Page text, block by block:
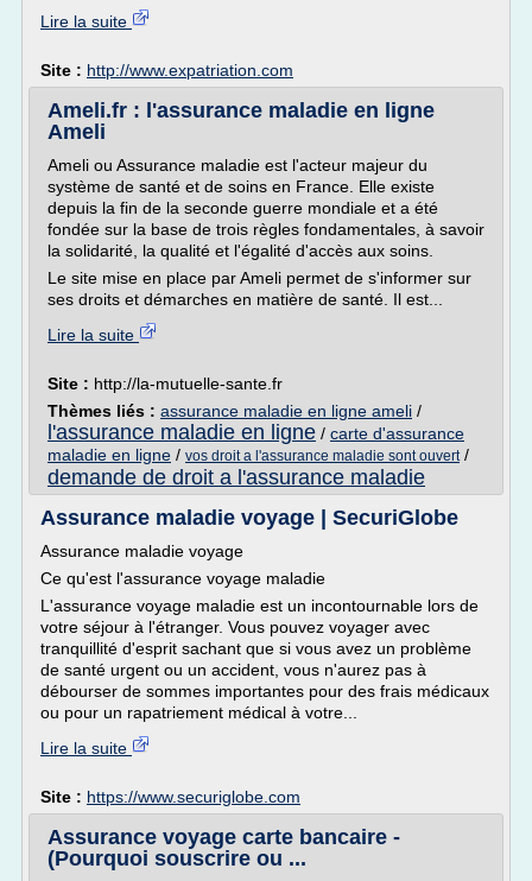
Lire la suite
Site : http://www.expatriation.com
Ameli.fr : l'assurance maladie en ligne
Ameli
Ameli ou Assurance maladie est l'acteur majeur du
système de santé et de soins en France. Elle existe
depuis la fin de la seconde guerre mondiale et a été
fondée sur la base de trois règles fondamentales, à savoir
la solidarité, la qualité et l'égalité d'accès aux soins.
Le site mise en place par Ameli permet de s'informer sur
ses droits et démarches en matière de santé. Il est...
Lire la suite
Site : http://la-mutuelle-sante.fr
Thèmes liés : assurance maladie en ligne ameli /
l'assurance maladie en ligne / carte d'assurance
maladie en ligne / vos droit a l'assurance maladie sont ouvert/
demande de droit a l'assurance maladie
Assurance maladie voyage | SecuriGlobe
Assurance maladie voyage
Ce qu'est l'assurance voyage maladie
L'assurance voyage maladie est un incontournable lors de
votre séjour à l'étranger. Vous pouvez voyager avec
tranquillité d'esprit sachant que si vous avez un problème
de santé urgent ou un accident, vous n'aurez pas à
débourser de sommes importantes pour des frais médicaux
ou pour un rapatriement médical à votre...
Lire la suite
Site : https://www.securiglobe.com
Assurance voyage carte bancaire -
(Pourquoi souscrire ou ...